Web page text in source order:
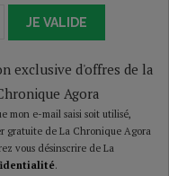
JE VALIDE
exclusive d'offres de la
Agora
mon e-mail saisi soit utilisé,
gratuite de La Chronique Agora
vous désinscrire de La
.